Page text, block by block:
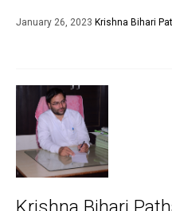
January 26, 2023 Krishna Bihari